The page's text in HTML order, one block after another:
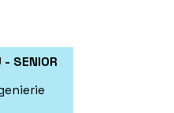
- SENIOR